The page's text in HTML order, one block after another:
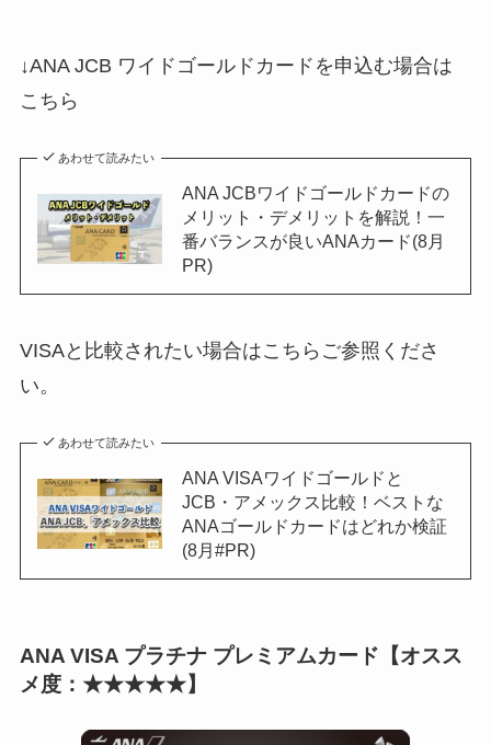
↓ANA JCB ワイドゴールドカードを申込む場合は
こちら
あわせて読みたい
ANA JCBワイドゴールドカードの
メリット・デメリットを解説！一
番バランスが良いANAカード(8月
PR)
VISAと比較されたい場合はこちらご参照くださ
い。
あわせて読みたい
ANA VISAワイドゴールドと
JCB・アメックス比較！ベストな
ANAゴールドカードはどれか検証
(8月#PR)
ANA VISA プラチナ プレミアムカード【オスス
メ度：★★★★★】